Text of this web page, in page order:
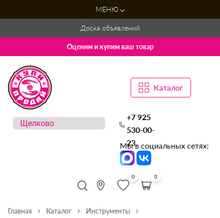
МЕНЮ
Доска объявлений
Оценим и купим ваш товар
Каталог
+7 925
530-00-
23
Мы в социальных сетях:
0 0
Главная Каталог
Инструменты